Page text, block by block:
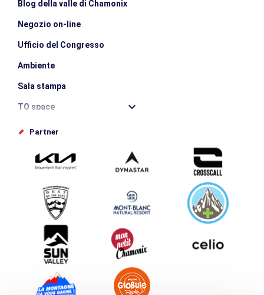
Blog della valle di Chamonix
Negozio on-line
Ufficio del Congresso
Ambiente
Sala stampa
TO space
Offices de tourisme
Inviate il vostro evento
Service groupes et séminaires
Scaricare
Turismo e disabilità
Partner